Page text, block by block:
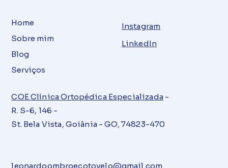
Home
Sobre mim
Blog
Serviços
COE Clínica Ortopédica Especializada-
R. S-6, 146 -
St. Bela Vista, Goiânia - GO, 74823-470
leonardoombroecotovelo@gmail.com
LinkedIn
Instagram